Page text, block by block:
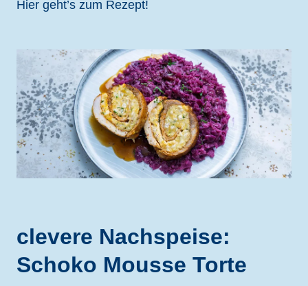
Hier geht’s zum Rezept!
clevere Nachspeise:
Schoko Mousse Torte